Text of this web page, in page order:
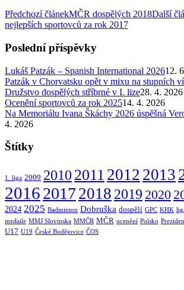
Předchozí článekMČR dospělých 2018Další
nejlepších sportovců za rok 2017
Poslední příspěvky
Lukáš Patzák – Spanish International 202612.
Patzák v Chorvatsku opět v mixu na stupních
Družstvo dospělých stříbrné v I. lize28. 4. 2026
Ocenění sportovců za rok 202514. 4. 2026
Na Memoriálu Ivana Škáchy 2026 úspěšná
4. 2026
Štítky
1. liga 2009 2010 2011 2012 2013
201620172018 2019 2020
2024 2025 Badminton Dobruška dospělí GPC KHK
medaile MMJ Slovinska MMČR MČR ocenění Polsko
U17 U19 České Budějovice ČOS